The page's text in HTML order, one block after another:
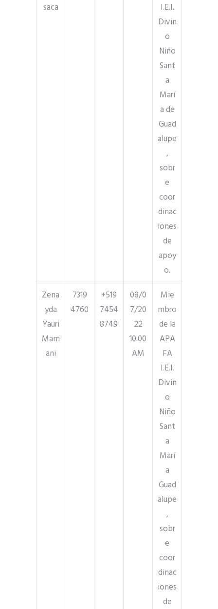
saca
I.E.I.
Divin
o
Niño
Sant
a
Marí
a de
Guad
alupe
,
sobr
e
coor
dinac
iones
de
apoy
o.
Zena
yda
Yauri
Mam
ani
7319
4760
+519
7454
8749
08/0
7/20
22
10:00
AM
Mie
mbro
de la
APA
FA
I.E.I.
Divin
o
Niño
Sant
a
Marí
a
Guad
alupe
,
sobr
e
coor
dinac
iones
de